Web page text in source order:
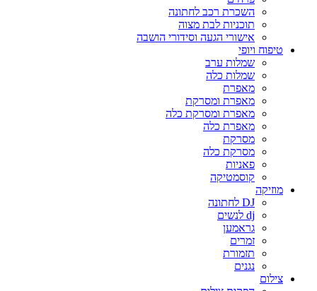
השכרת רכב לחתונה
תוכניות לבת מצוה
אישורי הגעה וסידורי הושבה
טיפוח ויופי
שמלות ערב
שמלות כלה
מאפרת
מאפרת ומסרקת
מאפרת ומסרקת כלה
מאפרת כלה
מסרקת
מסרקת כלה
פאניות
קוסמטיקה
מוזיקה
DJ לחתונה
dj לנשים
גראמען
זמרים
תזמורת
נגנים
צילום